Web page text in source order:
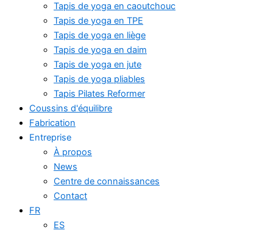
Tapis de yoga en caoutchouc
Tapis de yoga en TPE
Tapis de yoga en liège
Tapis de yoga en daim
Tapis de yoga en jute
Tapis de yoga pliables
Tapis Pilates Reformer
Coussins d'équilibre
Fabrication
Entreprise
À propos
News
Centre de connaissances
Contact
FR
ES